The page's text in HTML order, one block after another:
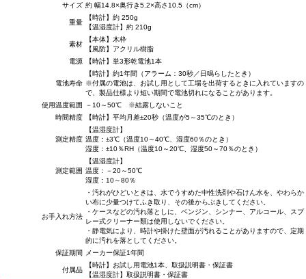
サイズ 約 幅14.8×奥行き5.2×高さ10.5（cm）
重量
【時計】約 250g
【温湿度計】約 210g
素材
【本体】木枠
【風防】アクリル樹脂
電源
【時計】単3形乾電池1本
電池寿命
【時計】約1年間（アラーム：30秒／日鳴らしたとき）
※付属の電池は、お試し用として工場を出荷するときに入れていますの
で、製品仕様より短い期間で電池切れになることがあります。
使用温度範囲
－10～50℃ ※結露しないこと
時間精度
【時計】平均月差±20秒（温度が5～35℃のとき）
測定精度
【温湿度計】
温度：±3℃（温度10～40℃、湿度60％のとき）
湿度：±10％RH（温度10～20℃、湿度50～70％のとき）
測定範囲
【温湿度計】
温度：－20～50℃
湿度：10～80％
お手入れ方法
・汚れがひどいときは、水でうすめた中性洗剤や石けん水を、やわらか
い布に少量つけてふき取り、その後からぶきしてください。
・ケースなどの汚れ落としに、ベンジン、シンナー、アルコール、スプ
レー式クリーナー類は使用しないでください。
・静電気により、時計や掛けた壁面が汚れることがありますので、定期
的に汚れを落としてください。
保証期間
メーカー保証1年間
付属品
【時計】お試し用電池1本、取扱説明書・保証書
【温湿度計】取扱説明書・保証書